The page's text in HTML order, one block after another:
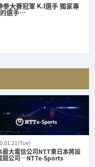
拳大賽冠軍 K.I選手 獨家專
的選手…
最大電信公司NTT東日本將設
競公司—NTTe-Sports